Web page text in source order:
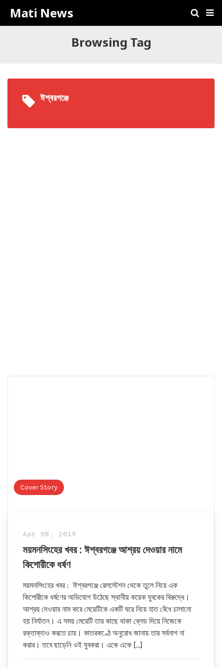
Mati News
Browsing Tag
ঈশ্বরগঞ্জে
Cover Story
Apr 08, 2019
ময়মনসিংহের খবর : ঈশ্বরগঞ্জে আশ্রয় দেওয়ার নামে
কিশোরীকে ধর্ষণ
ময়মনসিংহের খবর : ঈশ্বরগঞ্জে রেলস্টেশন থেকে তুলে নিয়ে এক
কিশোরীকে ধর্ষণের অভিযোগ উঠেছে স্থানীয় কয়েক যুবকের বিরুদ্ধে।
আশ্রয় দেওয়ার নাম করে মেয়েটিকে একটি ঘরে নিয়ে হাত বেঁধে চালানো
হয় নির্যাতন। এ সময় মেয়েটি তার কাছে থাকা ব্লেড দিয়ে নিজেকে
রক্তাক্তও করতে চায়। কাতরকণ্ঠে অনুরোধ জানায় তার সর্বনাশ না
করার। তবে ছাড়েনি ওই যুবকরা। একে একে […]